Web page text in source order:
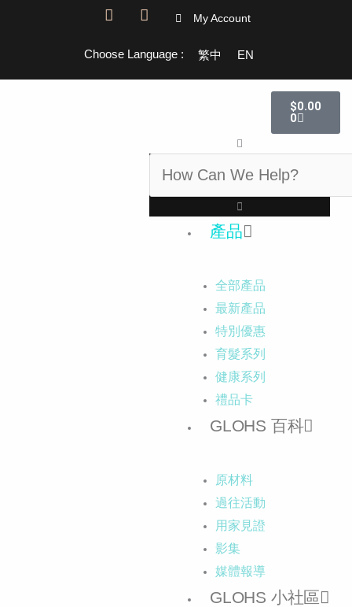
F
e
I
t
My Account
Choose Language : 繁中 EN
$0.00
0
購
物
籃
產品
全部產品
最新產品
特別優惠
育髮系列
健康系列
禮品卡
GLOHS 百科
原材料
過往活動
用家見證
影集
媒體報導
GLOHS 小社區